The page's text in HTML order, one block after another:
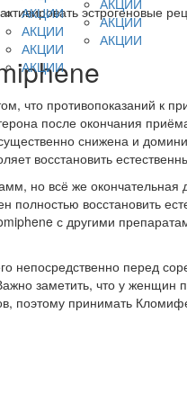
АКЦИИ
АКЦИИ
АКЦИИ
АКЦИИ
АКЦИИ
АКЦИИ
АКЦИИ
эстрогеновые
что противопоказаний к
после окончания
снижена и
восстановить
но всё же окончательная
полностью восстановить
с другими
перед
заметить, что у
поэтому принимать